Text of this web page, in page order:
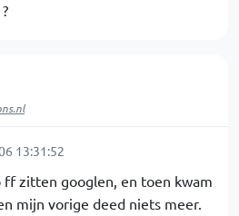
13:31:52
ff zitten googlen, en toen kwam
mijn vorige deed niets meer.